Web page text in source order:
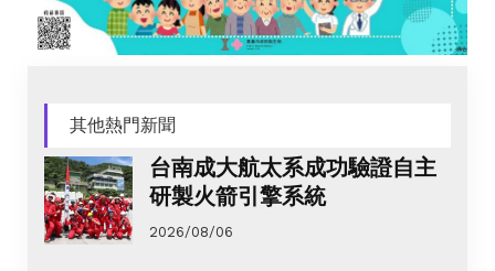
其他熱門新聞
台南成大航太系成功驗證自主
研製火箭引擎系統
2026/08/06